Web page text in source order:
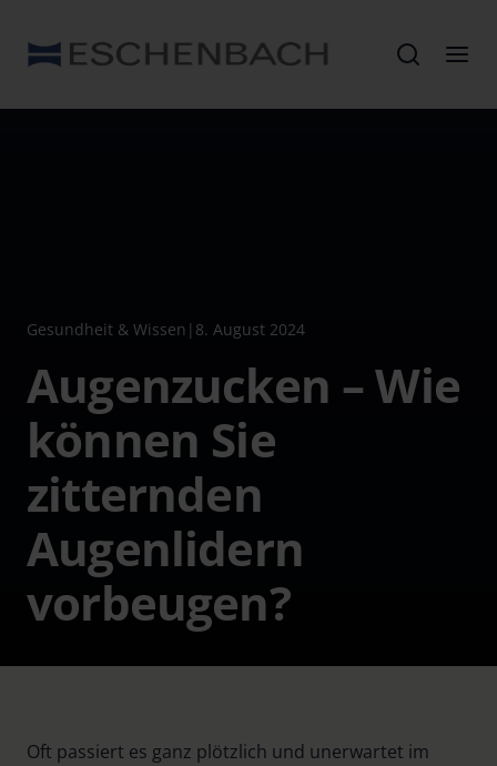
Gesundheit & Wissen | 8. August 2024
Augenzucken – Wie
können Sie
zitternden
Augenlidern
vorbeugen?
Oft passiert es ganz plötzlich und unerwartet im